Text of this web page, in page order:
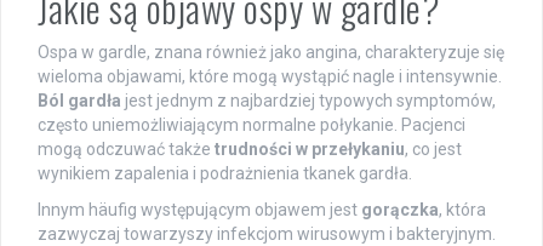
Ospa w gardle, znana również jako angina, charakteryzuje się
wieloma objawami, które mogą wystąpić nagle i intensywnie.
Ból gardła jest jednym z najbardziej typowych symptomów,
często uniemożliwiającym normalne połykanie. Pacjenci
mogą odczuwać także trudności w przełykaniu, co jest
wynikiem zapalenia i podrażnienia tkanek gardła.
Innym häufig występującym objawem jest gorączka, która
zazwyczaj towarzyszy infekcjom wirusowym i bakteryjnym.